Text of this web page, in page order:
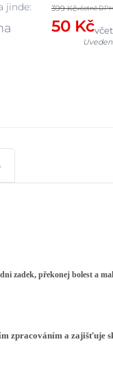
jinde: 399 Kčvčetně DPH
50 Kč
zadek, překonej bolest a
zpracováním a zajišťuje